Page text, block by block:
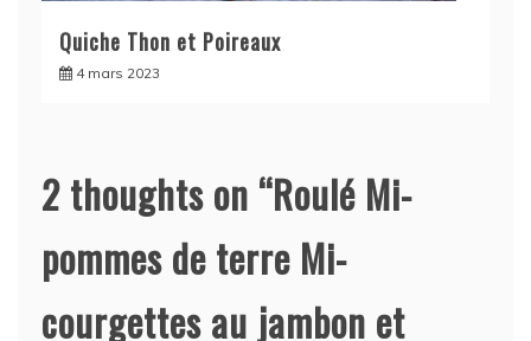
Quiche Thon et Poireaux
4 mars 2023
2 thoughts on “Roulé Mi-
pommes de terre Mi-
courgettes au jambon et